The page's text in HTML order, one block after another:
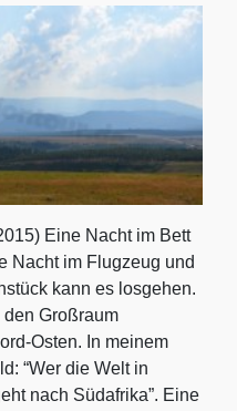
Eine Nacht im Bett
Nacht im Flugzeug und
kann es losgehen.
Großraum
Osten. In meinem
“Wer die Welt in
nach Südafrika”. Eine